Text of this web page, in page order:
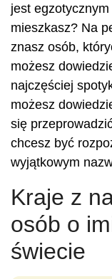
jest
mieszkasz? Na
znasz osób,
możesz
najczęściej
możesz
się
chcesz być
wyjątkowym
Kraje z
osób o
świecie